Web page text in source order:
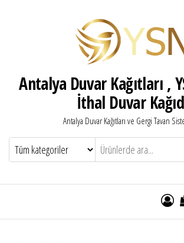
Antalya Duvar Kağıtları ,
İthal Duvar
Antalya Duvar Kağıtları ve Gergi Tavan